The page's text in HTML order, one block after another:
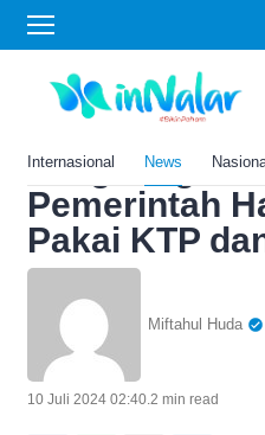
Internasional News
Home›Ekonomi
SEGERA
Rp400.000
Langsung
Pemerintah
Pakai KTP
Miftahul Huda
10 Juli 2024 02:40.2 min read